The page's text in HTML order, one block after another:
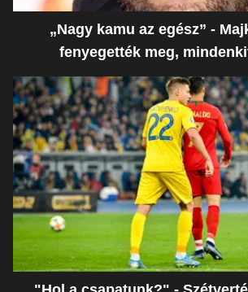
„Nagy kamu az egész” -
fenyegették meg,